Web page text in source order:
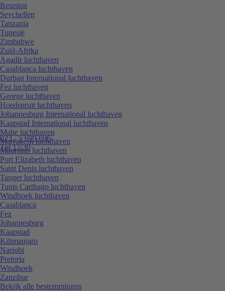
023 - 5 699 696
Tot 17:30
Reunion
Seychellen
Tanzania
Tunesië
Zimbabwe
Zuid-Afrika
Agadir luchthaven
Casablanca luchthaven
Durban International luchthaven
Fez luchthaven
George luchthaven
Hoedspruit luchthaven
Johannesburg International luchthaven
Kaapstad International luchthaven
Mahe luchthaven
Marrakesh luchthaven
Mauritius luchthaven
Port Elizabeth luchthaven
Saint Denis luchthaven
Tanger luchthaven
Tunis Carthago luchthaven
Windhoek luchthaven
Casablanca
Fez
Johannesburg
Kaapstad
Kilimanjaro
Nariobi
Pretoria
Windhoek
Zanzibar
Bekijk alle bestemmingen